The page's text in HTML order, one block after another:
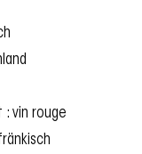
: vin rouge